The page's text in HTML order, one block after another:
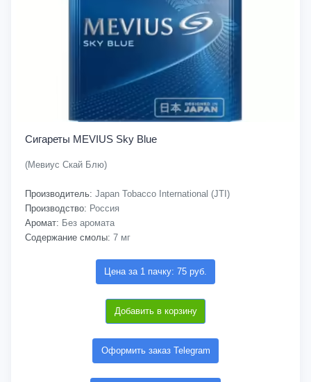
Сигареты MEVIUS Sky Blue
(Мевиус Скай Блю)
Производитель: Japan Tobacco International (JTI)
Производство: Россия
Аромат: Без аромата
Содержание смолы: 7 мг
Цена за 1 пачку: 75 руб.
Добавить в корзину
Оформить заказ Telegram